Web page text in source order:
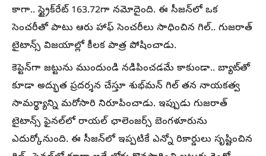
కాగా.. స్ట్రైక్‌రేట్ 163.72గా నమోదైంది. ఈ సీజన్‌లో ఒక
సెంచరీతో పాటు ఆరు హాఫ్ సెంచరీలు సాధించిన గిల్.. గుజరాత్
టైటాన్స్ విజయాల్లో కీలక పాత్ర పోషించాడు.
కెప్టెన్‌గా జట్టును ముందుండి నడిపించడమే కాకుండా.. బ్యాట్‌తో
కూడా అద్భుత ప్రదర్శన చేస్తూ శుభ్‌మన్ గిల్ తన నాయకత్వ
సామర్థ్యాన్ని మరోసారి నిరూపించాడు. ఇప్పుడు గుజరాత్
టైటాన్స్ ఫైనల్‌లో రాయల్ ఛాలెంజర్స్ బెంగళూరును
ఎదుర్కోనుంది. ఈ సీజన్‌లో ఇప్పటికే ఎన్నో రికార్డులు సృష్టించిన